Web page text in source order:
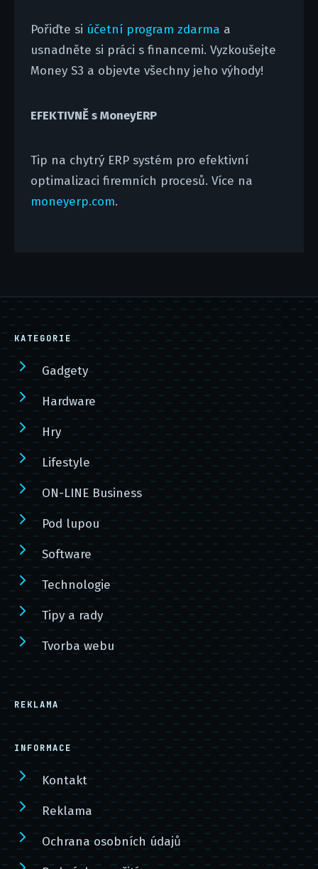
Pořiďte si účetní program zdarma a
usnadněte si práci s financemi. Vyzkoušejte
Money S3 a objevte všechny jeho výhody!
EFEKTIVNĚ s MoneyERP
Tip na chytrý ERP systém pro efektivní
optimalizaci firemních procesů. Více na
moneyerp.com.
KATEGORIE
Gadgety
Hardware
Hry
Lifestyle
ON-LINE Business
Pod lupou
Software
Technologie
Tipy a rady
Tvorba webu
REKLAMA
INFORMACE
Kontakt
Reklama
Ochrana osobních údajů